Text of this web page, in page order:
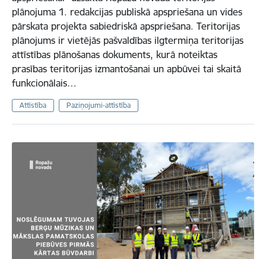
plānojuma 1. redakcijas publiskā apspriešana un vides
pārskata projekta sabiedriskā apspriešana. Teritorijas
plānojums ir vietējās pašvaldības ilgtermiņa teritorijas
attīstības plānošanas dokuments, kurā noteiktas
prasības teritorijas izmantošanai un apbūvei tai skaitā
funkcionālais…
Attīstība Paziņojumi-attīstība